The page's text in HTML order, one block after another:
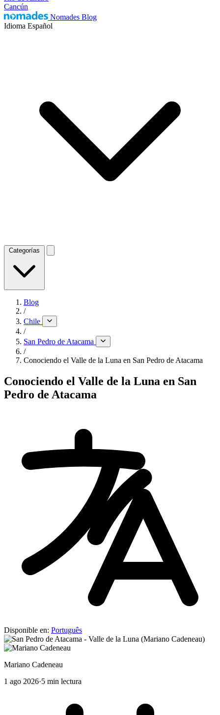
Cancún
Nomades Blog
Idioma Español
Categorías
Blog
/
Chile
/
San Pedro de Atacama
/
Conociendo el Valle de la Luna en San Pedro de Atacama
Conociendo el Valle de la Luna en San
Pedro de Atacama
Disponible en: Português
Mariano Cadeneau
1 ago 2026·5 min lectura